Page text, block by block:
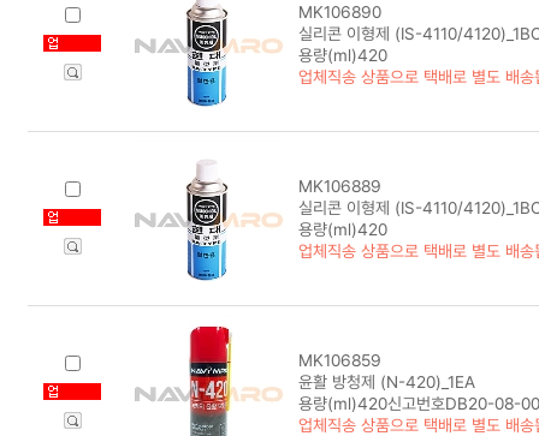
MK106890
실리콘 이형제 (IS-4110/
용량(ml)420
업체직송 상품으로 택배로 별도 배송
MK106889
실리콘 이형제 (IS-4110/
용량(ml)420
업체직송 상품으로 택배로 별도 배송
MK106859
윤활 방청제 (N-420)_1EA
용량(ml)420신고번호DB20-08-
업체직송 상품으로 택배로 별도 배송